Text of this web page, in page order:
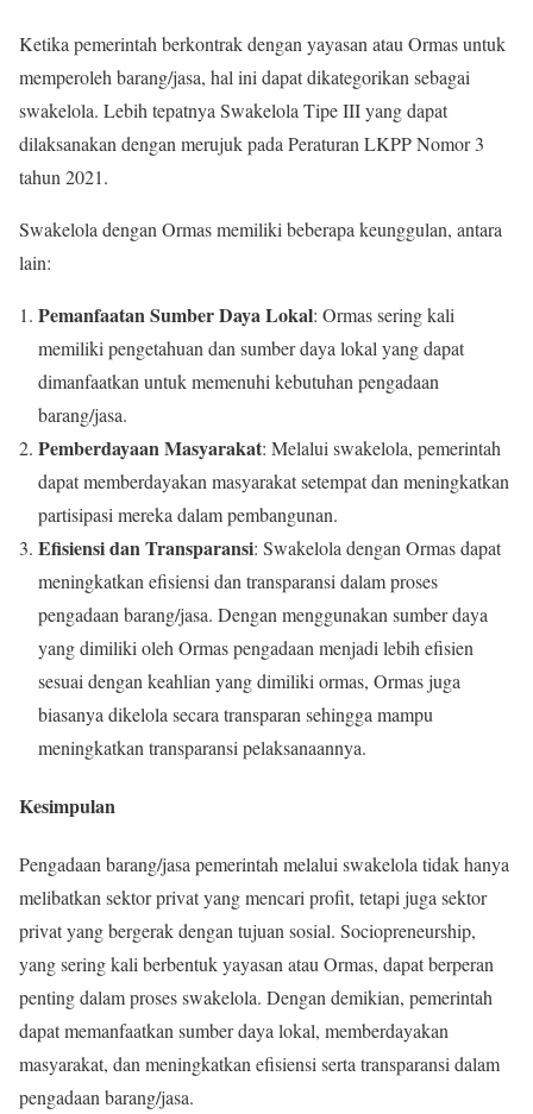
Ketika pemerintah berkontrak dengan yayasan atau Ormas untuk
memperoleh barang/jasa, hal ini dapat dikategorikan sebagai
swakelola. Lebih tepatnya Swakelola Tipe III yang dapat
dilaksanakan dengan merujuk pada Peraturan LKPP Nomor 3
tahun 2021.
Swakelola dengan Ormas memiliki beberapa keunggulan, antara
lain:
Pemanfaatan Sumber Daya Lokal: Ormas sering kali
memiliki pengetahuan dan sumber daya lokal yang dapat
dimanfaatkan untuk memenuhi kebutuhan pengadaan
barang/jasa.
Pemberdayaan Masyarakat: Melalui swakelola, pemerintah
dapat memberdayakan masyarakat setempat dan meningkatkan
partisipasi mereka dalam pembangunan.
Efisiensi dan Transparansi: Swakelola dengan Ormas dapat
meningkatkan efisiensi dan transparansi dalam proses
pengadaan barang/jasa. Dengan menggunakan sumber daya
yang dimiliki oleh Ormas pengadaan menjadi lebih efisien
sesuai dengan keahlian yang dimiliki ormas, Ormas juga
biasanya dikelola secara transparan sehingga mampu
meningkatkan transparansi pelaksanaannya.
Kesimpulan
Pengadaan barang/jasa pemerintah melalui swakelola tidak hanya
melibatkan sektor privat yang mencari profit, tetapi juga sektor
privat yang bergerak dengan tujuan sosial. Sociopreneurship,
yang sering kali berbentuk yayasan atau Ormas, dapat berperan
penting dalam proses swakelola. Dengan demikian, pemerintah
dapat memanfaatkan sumber daya lokal, memberdayakan
masyarakat, dan meningkatkan efisiensi serta transparansi dalam
pengadaan barang/jasa.